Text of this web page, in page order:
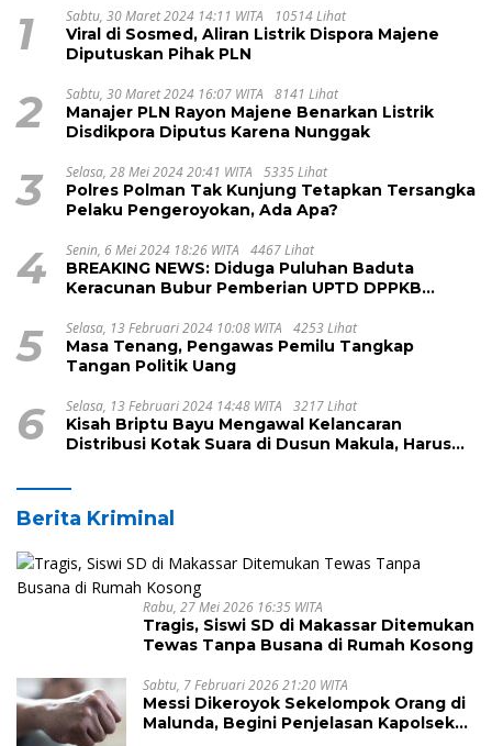
1 Sabtu, 30 Maret 2024 14:11 WITA 10514 Lihat
Viral di Sosmed, Aliran Listrik Dispora Majene
Diputuskan Pihak PLN
2 Sabtu, 30 Maret 2024 16:07 WITA 8141 Lihat
Manajer PLN Rayon Majene Benarkan Listrik
Disdikpora Diputus Karena Nunggak
3 Selasa, 28 Mei 2024 20:41 WITA 5335 Lihat
Polres Polman Tak Kunjung Tetapkan Tersangka
Pelaku Pengeroyokan, Ada Apa?
4 Senin, 6 Mei 2024 18:26 WITA 4467 Lihat
BREAKING NEWS: Diduga Puluhan Baduta
Keracunan Bubur Pemberian UPTD DPPKB
5 Selasa, 13 Februari 2024 10:08 WITA 4253 Lihat
Masa Tenang, Pengawas Pemilu Tangkap
Tangan Politik Uang
6 Selasa, 13 Februari 2024 14:48 WITA 3217 Lihat
Kisah Briptu Bayu Mengawal Kelancaran
Distribusi Kotak Suara di Dusun Makula, Harus
Berita Kriminal
Rabu, 27 Mei 2026 16:35 WITA
Tragis, Siswi SD di Makassar Ditemukan
Tewas Tanpa Busana di Rumah Kosong
Sabtu, 7 Februari 2026 21:20 WITA
Messi Dikeroyok Sekelompok Orang di
Malunda, Begini Penjelasan Kapolsek